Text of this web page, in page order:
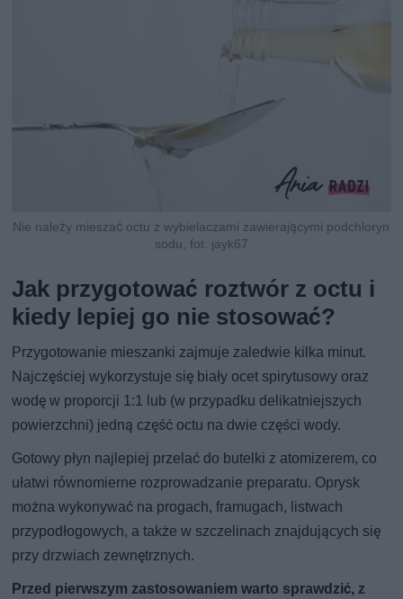
Nie należy mieszać octu z wybielaczami zawierającymi podchloryn
sodu, fot. jayk67
Jak przygotować roztwór z octu i
kiedy lepiej go nie stosować?
Przygotowanie mieszanki zajmuje zaledwie kilka minut.
Najczęściej wykorzystuje się biały ocet spirytusowy oraz
wodę w proporcji 1:1 lub (w przypadku delikatniejszych
powierzchni) jedną część octu na dwie części wody.
Gotowy płyn najlepiej przelać do butelki z atomizerem, co
ułatwi równomierne rozprowadzanie preparatu. Oprysk
można wykonywać na progach, framugach, listwach
przypodłogowych, a także w szczelinach znajdujących się
przy drzwiach zewnętrznych.
Przed pierwszym zastosowaniem warto sprawdzić, z